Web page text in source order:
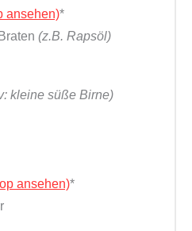
ansehen)*
(z.B. Rapsöl)
kleine süße Birne)
ansehen)*